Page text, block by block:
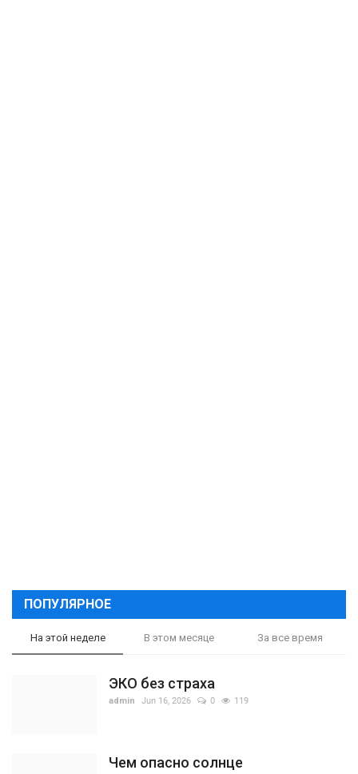
ПОПУЛЯРНОЕ
На этой неделе В этом месяце За все время
ЭКО без страха
admin Jun 16, 2026 0 119
Чем опасно солнце